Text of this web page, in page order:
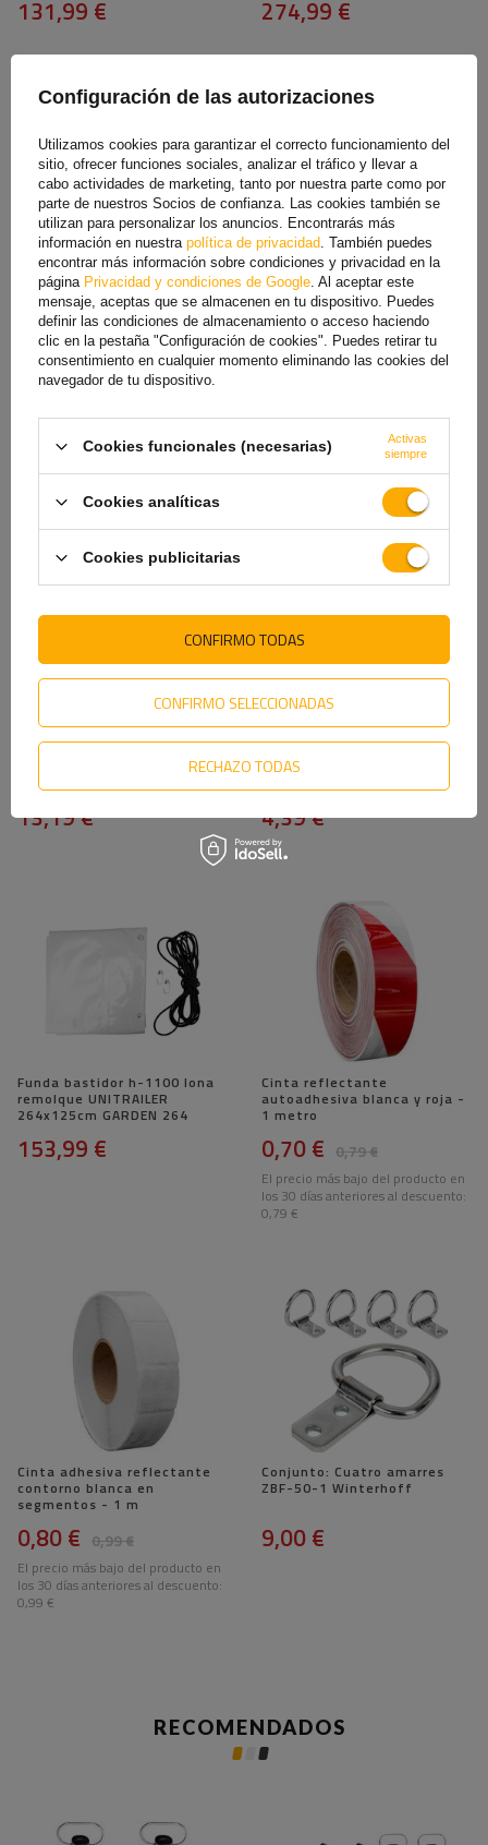
131,99 € 274,99 €
Marco plano H-0 para lona de
remolque UNITRAILER
GARDEN 265 KIPP
55,99 €
Bastidor plano H-0 para
cubierta de lona del
remolque UNITRAILER
GARDEN TRAILER 200 KIPP
33,49 €
VE TAMBIÉN
Asegurar el enganche de bola
del remolque UNITRAILER
13,19 €
Calzo de rueda TULPLAST h:
4,39 €
Funda bastidor h-1100 lona
remolque UNITRAILER
264x125cm GARDEN 264
153,99 €
Cinta reflectante
autoadhesiva blanca y roja -
1 metro
0,79 €
0,70 €
El precio más bajo del producto en
los 30 días anteriores al descuento:
0,79 €
Cinta adhesiva reflectante
contorno blanca en
segmentos - 1 m
0,99 €
0,80 €
El precio más bajo del producto en
los 30 días anteriores al descuento:
0,99 €
Conjunto: Cuatro amarres
ZBF-50-1 Winterhoff
9,00 €
RECOMENDADOS
Configuración de las autorizaciones
Utilizamos cookies para garantizar el correcto funcionamiento del
sitio, ofrecer funciones sociales, analizar el tráfico y llevar a
cabo actividades de marketing, tanto por nuestra parte como por
parte de nuestros Socios de confianza. Las cookies también se
utilizan para personalizar los anuncios. Encontrarás más
información en nuestra política de privacidad. También puedes
encontrar más información sobre condiciones y privacidad en la
página Privacidad y condiciones de Google. Al aceptar este
mensaje, aceptas que se almacenen en tu dispositivo. Puedes
definir las condiciones de almacenamiento o acceso haciendo
clic en la pestaña "Configuración de cookies". Puedes retirar tu
consentimiento en cualquier momento eliminando las cookies del
navegador de tu dispositivo.
Cookies funcionales (necesarias)
Activas
siempre
Cookies analíticas
Cookies publicitarias
CONFIRMO SELECCIONADAS
RECHAZO TODAS
CONFIRMO TODAS